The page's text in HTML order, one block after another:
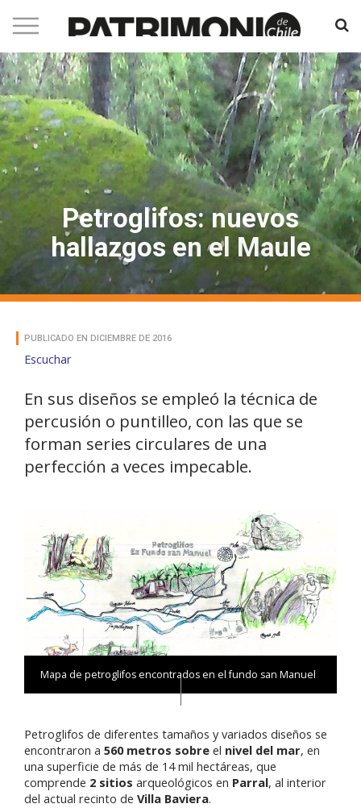
Petroglifos: nuevos
hallazgos en el Maule
PUBLICADO EN DICIEMBRE DE 2016
Escuchar
En sus diseños se empleó la técnica de
percusión o puntilleo, con las que se
forman series circulares de una
perfección a veces impecable.
Mapa de petroglifos encontrados en el fundo san Manuel
Petroglifos de diferentes tamaños y variados diseños se
encontraron a 560 metros sobre el nivel del mar, en
una superficie de más de 14 mil hectáreas, que
comprende 2 sitios arqueológicos en Parral, al interior
del actual recinto de Villa Baviera.